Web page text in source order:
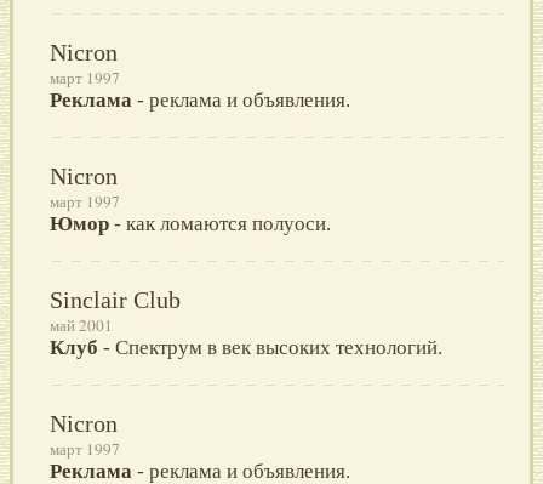
Nicron
март 1997
Реклама - реклама и объявления.
Nicron
март 1997
Юмор - как ломаются полуоси.
Sinclair Club
май 2001
Клуб - Спектрум в век высоких технологий.
Nicron
март 1997
Реклама - реклама и объявления.